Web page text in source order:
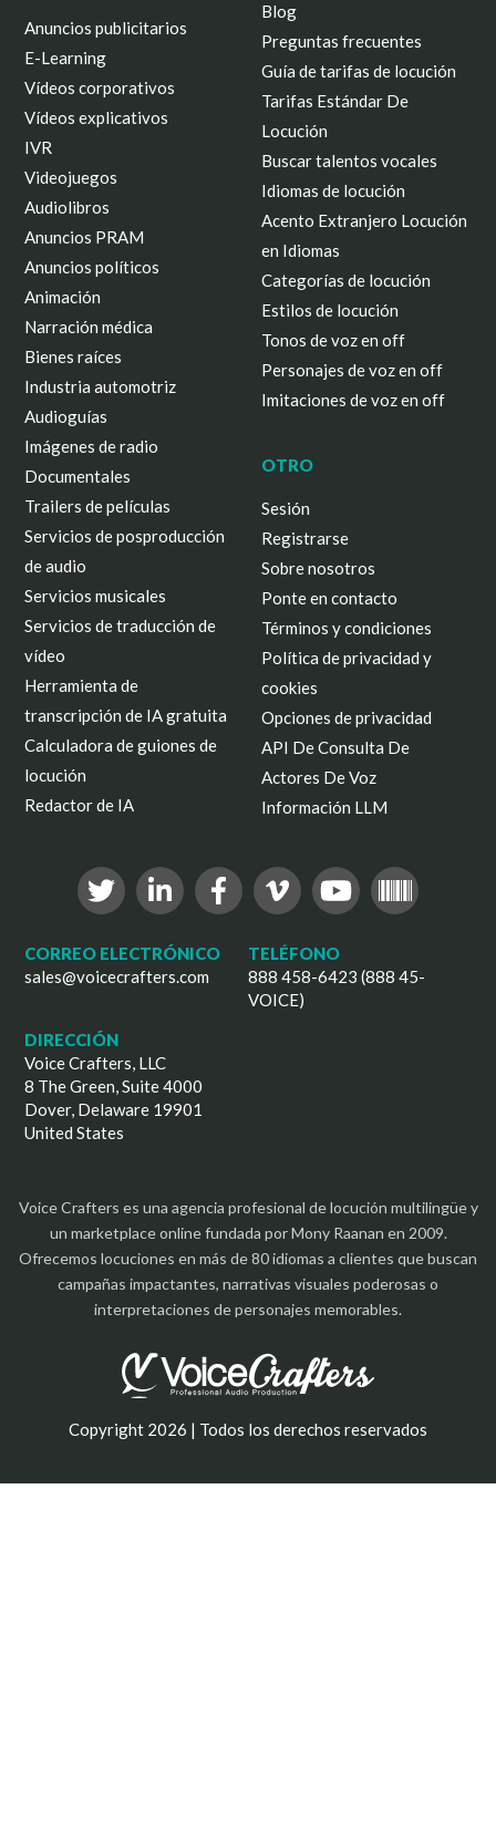
Anuncios publicitarios
E-Learning
Vídeos corporativos
Vídeos explicativos
IVR
Videojuegos
Audiolibros
Anuncios PRAM
Anuncios políticos
Animación
Narración médica
Bienes raíces
Industria automotriz
Audioguías
Imágenes de radio
Documentales
Trailers de películas
Servicios de posproducción
de audio
Servicios musicales
Servicios de traducción de
vídeo
Herramienta de
transcripción de IA gratuita
Calculadora de guiones de
locución
Redactor de IA
Blog
Preguntas frecuentes
Guía de tarifas de locución
Tarifas Estándar De
Locución
Buscar talentos vocales
Idiomas de locución
Acento Extranjero Locución
en Idiomas
Categorías de locución
Estilos de locución
Tonos de voz en off
Personajes de voz en off
Imitaciones de voz en off
OTRO
Sesión
Registrarse
Sobre nosotros
Ponte en contacto
Términos y condiciones
Política de privacidad y
cookies
Opciones de privacidad
API De Consulta De
Actores De Voz
Información LLM
CORREO ELECTRÓNICO
sales@voicecrafters.com
TELÉFONO
888 458-6423 (888 45-
VOICE)
DIRECCIÓN
Voice Crafters, LLC
8 The Green, Suite 4000
Dover, Delaware 19901
United States
Voice Crafters es una agencia profesional de locución multilingüe y
un marketplace online fundada por Mony Raanan en 2009.
Ofrecemos locuciones en más de 80 idiomas a clientes que buscan
campañas impactantes, narrativas visuales poderosas o
interpretaciones de personajes memorables.
Copyright 2026 | Todos los derechos reservados